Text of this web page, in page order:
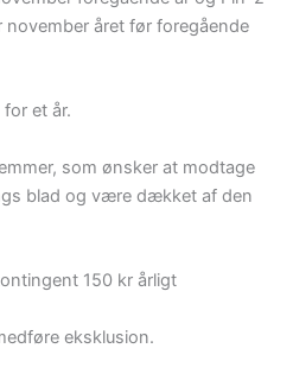
året før foregående
et år.
som ønsker at modtage
blad og være dækket af den
150 kr årligt
eksklusion.